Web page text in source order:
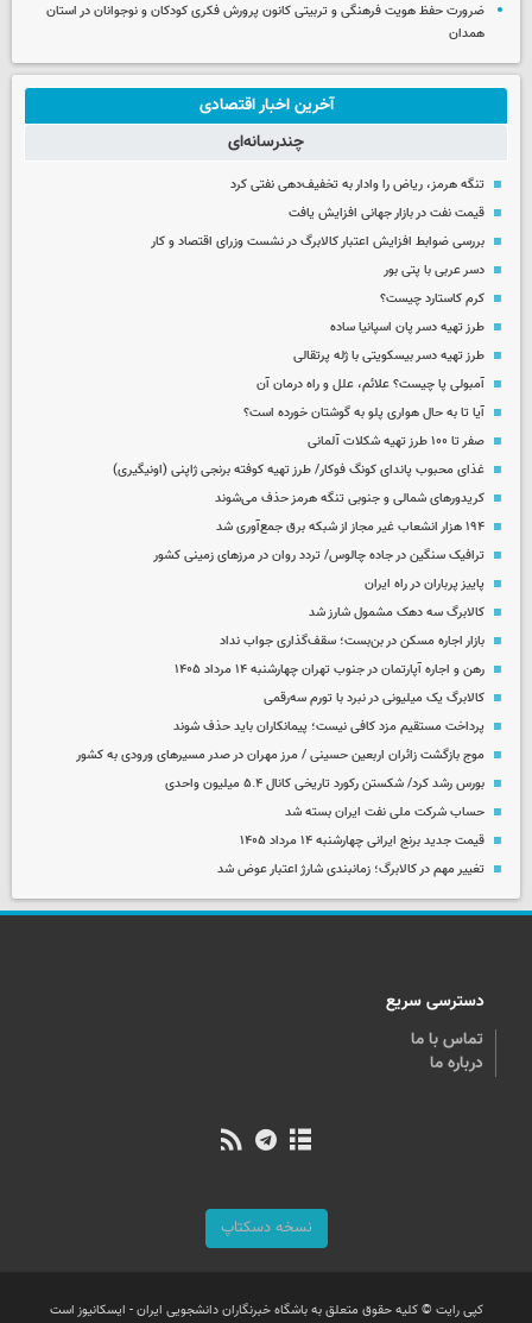
ضرورت حفظ هویت فرهنگی و تربیتی کانون پرورش فکری کودکان و نوجوانان در استان
همدان
آخرین اخبار اقتصادی
چندرسانه‌ای
تنگه هرمز، ریاض را وادار به تخفیف‌دهی نفتی کرد
قیمت نفت در بازار جهانی افزایش یافت
بررسی ضوابط افزایش اعتبار کالابرگ در نشست وزرای اقتصاد و کار
دسر عربی با پتی بور
کرم کاستارد چیست؟
طرز تهیه دسر پان اسپانیا ساده
طرز تهیه دسر بیسکویتی با ژله پرتقالی
آمبولی پا چیست؟ علائم، علل و راه درمان آن
آیا تا به حال هواری پلو به گوشتان خورده است؟
صفر تا ۱۰۰ طرز تهیه شکلات آلمانی
غذای محبوب پاندای کونگ فوکار/ طرز تهیه کوفته برنجی ژاپنی (اونیگیری)
کریدورهای شمالی و جنوبی تنگه هرمز حذف می‌شوند
۱۹۴ هزار انشعاب غیر مجاز از شبکه برق جمع‌آوری شد
ترافیک سنگین در جاده چالوس/ تردد روان در مرزهای زمینی کشور
پاییز پرباران در راه ایران
کالابرگ سه دهک مشمول شارز شد
بازار اجاره مسکن در بن‌بست؛ سقف‌گذاری جواب نداد
رهن و اجاره آپارتمان در جنوب تهران چهارشنبه ۱۴ مرداد ۱۴۰۵
کالابرگ یک میلیونی در نبرد با تورم سه‌رقمی
پرداخت مستقیم مزد کافی نیست؛ پیمانکاران باید حذف شوند
موج بازگشت زائران اربعین حسینی / مرز مهران در صدر مسیرهای ورودی به کشور
بورس رشد کرد/ شکستن رکورد تاریخی کانال ۵.۴ میلیون واحدی
حساب‌ شرکت ملی نفت ایران بسته شد
قیمت جدید برنج ایرانی چهارشنبه ۱۴ مرداد ۱۴۰۵
تغییر مهم در کالابرگ؛ زمانبندی‌ شارژ اعتبار عوض شد
دسترسی سریع
تماس با ما
درباره ما
نسخه دسکتاپ
کپی رایت © کلیه حقوق متعلق به باشگاه خبرنگاران دانشجویی ایران - ایسکانیوز است